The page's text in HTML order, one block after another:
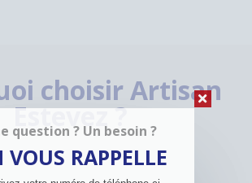
choisir Artisan
Estevez ?
question ? Un besoin ?
VOUS RAPPELLE
question ? Un besoin ?